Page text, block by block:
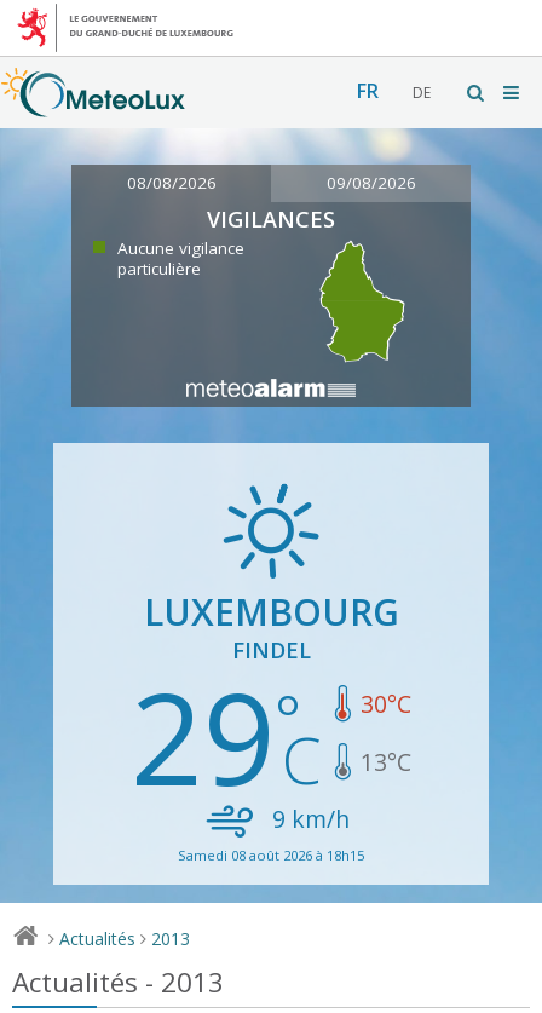
FR DE
08/08/2026 09/08/2026
VIGILANCES
Aucune vigilance
particulière
LUXEMBOURG
FINDEL
29 30°C
13°C
9 km/h
Samedi 08 août 2026 à 18h15
> Actualités > 2013
Actualités - 2013